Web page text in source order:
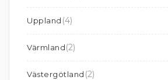
Uppland (4)
Värmland(2)
Västergötland (2)